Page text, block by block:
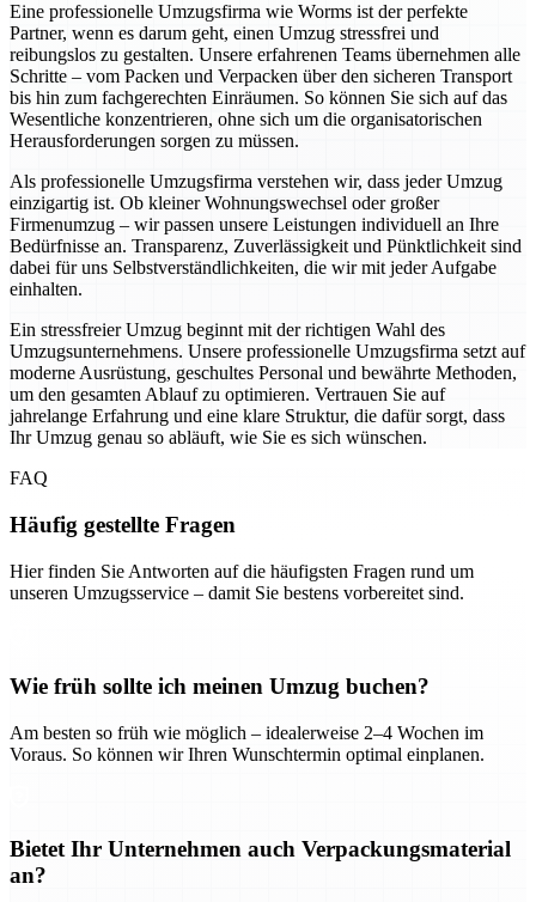
Eine professionelle Umzugsfirma wie Worms ist der perfekte
Partner, wenn es darum geht, einen Umzug stressfrei und
reibungslos zu gestalten. Unsere erfahrenen Teams übernehmen alle
Schritte – vom Packen und Verpacken über den sicheren Transport
bis hin zum fachgerechten Einräumen. So können Sie sich auf das
Wesentliche konzentrieren, ohne sich um die organisatorischen
Herausforderungen sorgen zu müssen.
Als professionelle Umzugsfirma verstehen wir, dass jeder Umzug
einzigartig ist. Ob kleiner Wohnungswechsel oder großer
Firmenumzug – wir passen unsere Leistungen individuell an Ihre
Bedürfnisse an. Transparenz, Zuverlässigkeit und Pünktlichkeit sind
dabei für uns Selbstverständlichkeiten, die wir mit jeder Aufgabe
einhalten.
Ein stressfreier Umzug beginnt mit der richtigen Wahl des
Umzugsunternehmens. Unsere professionelle Umzugsfirma setzt auf
moderne Ausrüstung, geschultes Personal und bewährte Methoden,
um den gesamten Ablauf zu optimieren. Vertrauen Sie auf
jahrelange Erfahrung und eine klare Struktur, die dafür sorgt, dass
Ihr Umzug genau so abläuft, wie Sie es sich wünschen.
FAQ
Häufig gestellte Fragen
Hier finden Sie Antworten auf die häufigsten Fragen rund um
unseren Umzugsservice – damit Sie bestens vorbereitet sind.
Wie früh sollte ich meinen Umzug buchen?
Am besten so früh wie möglich – idealerweise 2–4 Wochen im
Voraus. So können wir Ihren Wunschtermin optimal einplanen.
Bietet Ihr Unternehmen auch Verpackungsmaterial
an?